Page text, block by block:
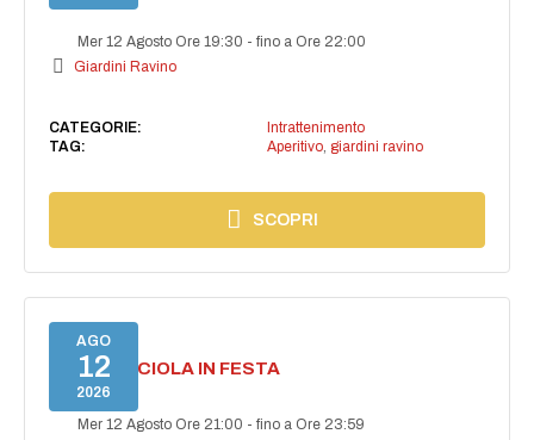
Mer 12 Agosto Ore 19:30 -fino a Ore 22:00
Giardini Ravino
CATEGORIE:
Intrattenimento
TAG:
Aperitivo, giardini ravino
SCOPRI
AGO
12
2026
CASAMICCIOLA IN FESTA
Mer 12 Agosto Ore 21:00 -fino a Ore 23:59